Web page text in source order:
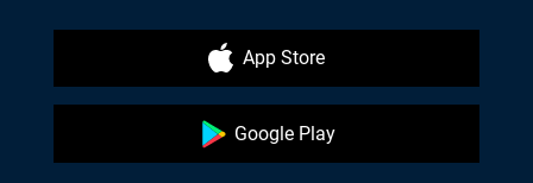
App Store
Google Play